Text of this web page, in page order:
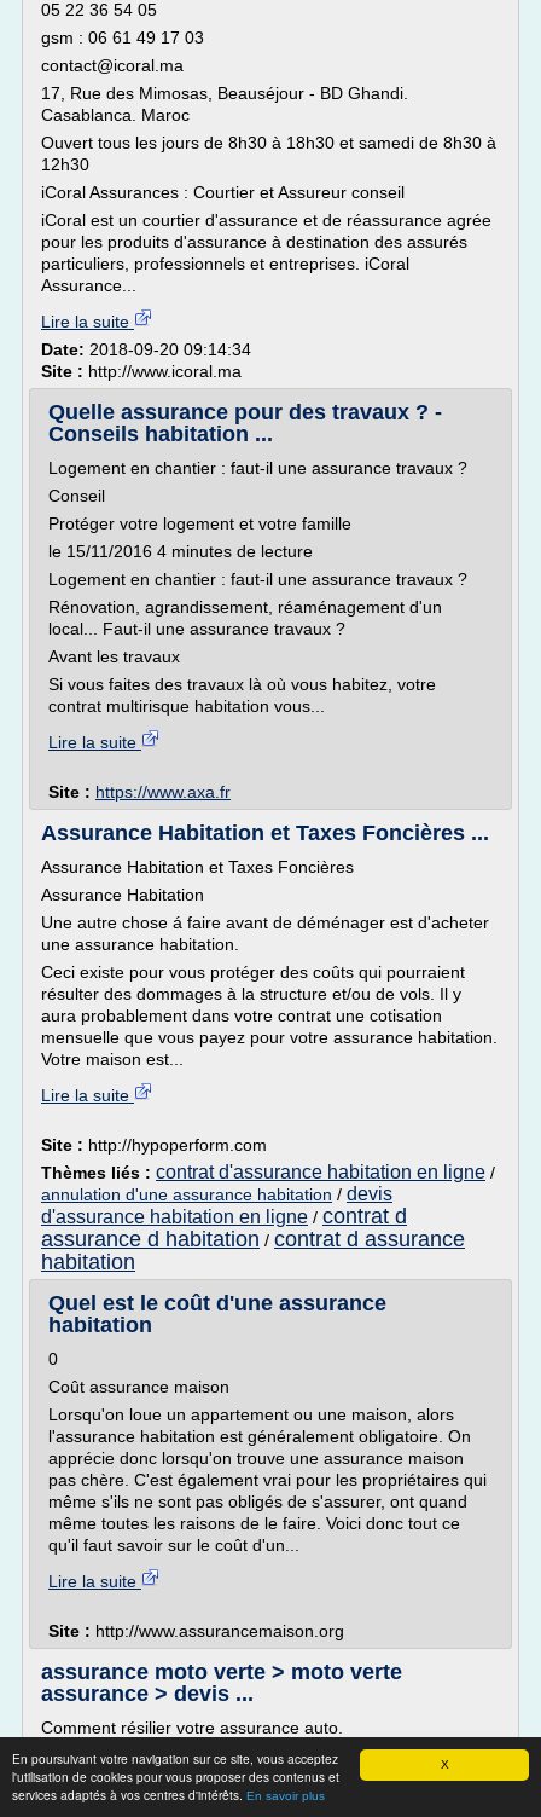
X
En poursuivant votre navigation sur ce site, vous acceptez
l'utilisation de cookies pour vous proposer des contenus et
services adaptés à vos centres d'intérêts. En savoir plus
05 22 36 54 05
gsm : 06 61 49 17 03
contact@icoral.ma
17, Rue des Mimosas, Beauséjour - BD Ghandi.
Casablanca. Maroc
Ouvert tous les jours de 8h30 à 18h30 et samedi de 8h30 à
12h30
iCoral Assurances : Courtier et Assureur conseil
iCoral est un courtier d'assurance et de réassurance agrée
pour les produits d'assurance à destination des assurés
particuliers, professionnels et entreprises. iCoral
Assurance...
Lire la suite
Date: 2018-09-20 09:14:34
Site : http://www.icoral.ma
Quelle assurance pour des travaux ? -
Conseils habitation ...
Logement en chantier : faut-il une assurance travaux ?
Conseil
Protéger votre logement et votre famille
le 15/11/2016 4 minutes de lecture
Logement en chantier : faut-il une assurance travaux ?
Rénovation, agrandissement, réaménagement d'un
local... Faut-il une assurance travaux ?
Avant les travaux
Si vous faites des travaux là où vous habitez, votre
contrat multirisque habitation vous...
Lire la suite
Site : https://www.axa.fr
Assurance Habitation et Taxes Foncières ...
Assurance Habitation et Taxes Foncières
Assurance Habitation
Une autre chose á faire avant de déménager est d'acheter
une assurance habitation.
Ceci existe pour vous protéger des coûts qui pourraient
résulter des dommages à la structure et/ou de vols. Il y
aura probablement dans votre contrat une cotisation
mensuelle que vous payez pour votre assurance habitation.
Votre maison est...
Lire la suite
Site : http://hypoperform.com
Thèmes liés : contrat d'assurance habitation en ligne /
annulation d'une assurance habitation / devis
d'assurance habitation en ligne / contrat d
assurance d habitation / contrat d assurance
habitation
Quel est le coût d'une assurance
habitation
0
Coût assurance maison
Lorsqu'on loue un appartement ou une maison, alors
l'assurance habitation est généralement obligatoire. On
apprécie donc lorsqu'on trouve une assurance maison
pas chère. C'est également vrai pour les propriétaires qui
même s'ils ne sont pas obligés de s'assurer, ont quand
même toutes les raisons de le faire. Voici donc tout ce
qu'il faut savoir sur le coût d'un...
Lire la suite
Site : http://www.assurancemaison.org
assurance moto verte > moto verte
assurance > devis ...
Comment résilier votre assurance auto.
Accès direct aux modèles de lettre de résiliation: AG2R La
Mondiale Allianz AGF Allsecur Amaguiz AMV Assurance
APRIL Assurances Assor ASSU 2000 Assur People AVIVA